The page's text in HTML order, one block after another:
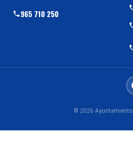
965 710 250
© 2026